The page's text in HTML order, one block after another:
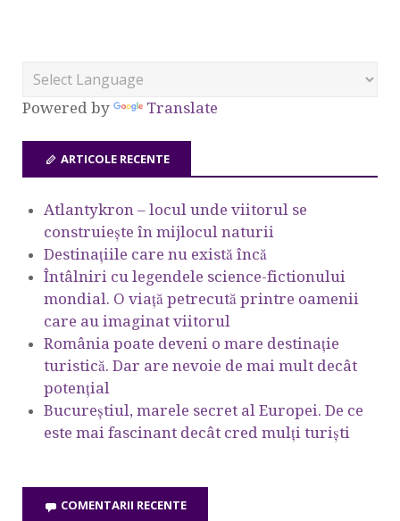
Powered by Translate
ARTICOLE RECENTE
Atlantykron – locul unde viitorul se
construiește în mijlocul naturii
Destinațiile care nu există încă
Întâlniri cu legendele science-fictionului
mondial. O viață petrecută printre oamenii
care au imaginat viitorul
România poate deveni o mare destinație
turistică. Dar are nevoie de mai mult decât
potențial
Bucureștiul, marele secret al Europei. De ce
este mai fascinant decât cred mulți turiști
COMENTARII RECENTE